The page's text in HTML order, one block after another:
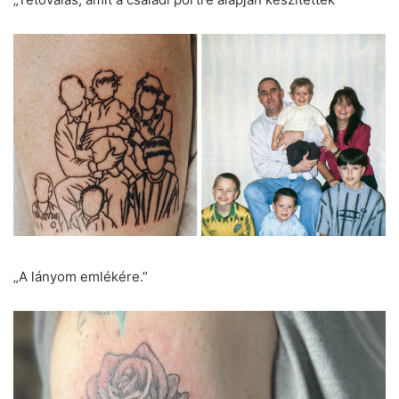
„A lányom emlékére.”